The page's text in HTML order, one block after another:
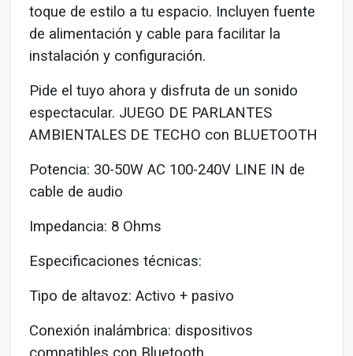
toque de estilo a tu espacio. Incluyen fuente
de alimentación y cable para facilitar la
instalación y configuración.
Pide el tuyo ahora y disfruta de un sonido
espectacular. JUEGO DE PARLANTES
AMBIENTALES DE TECHO con BLUETOOTH
Potencia: 30-50W AC 100-240V LINE IN de
cable de audio
Impedancia: 8 Ohms
Especificaciones técnicas:
Tipo de altavoz: Activo + pasivo
Conexión inalámbrica: dispositivos